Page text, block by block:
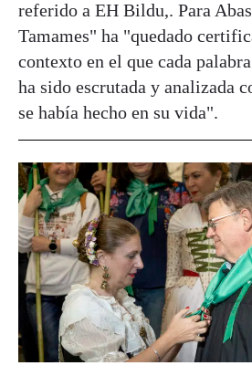
referido a EH Bildu,. Para
Tamames" ha "quedado
contexto en el que cada
ha sido escrutada y analizada
se había hecho en su vida".